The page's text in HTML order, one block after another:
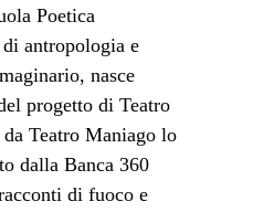
Poetica
antropologia e
nasce
progetto di Teatro
Teatro Maniago lo
dalla Banca 360
di fuoco e